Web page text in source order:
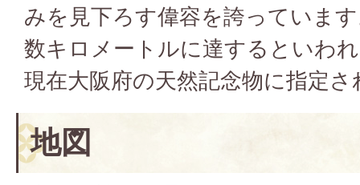
みを見下ろす偉容を誇っていま
数キロメートルに達するといわ
現在大阪府の天然記念物に指定
地図